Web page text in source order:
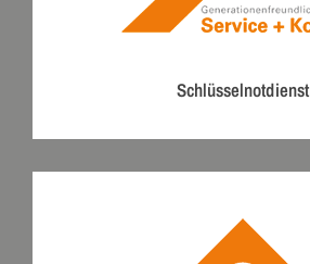
Schlüsselnotdienst